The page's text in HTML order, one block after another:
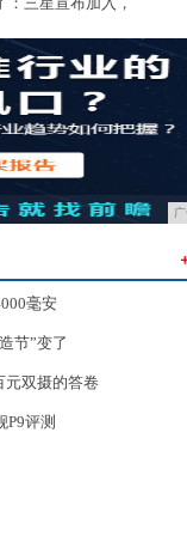
毫安
节”变了
元双摄的答卷
评测